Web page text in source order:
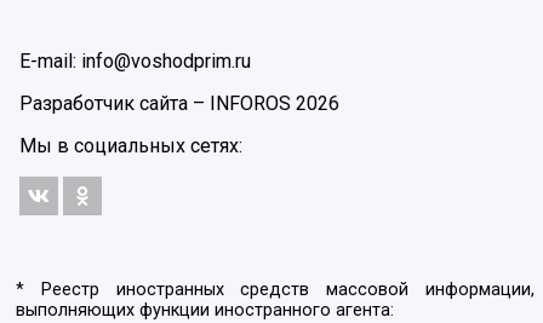
E-mail: info@voshodprim.ru
Разработчик сайта – INFOROS 2026
Мы в социальных сетях:
* Реестр иностранных средств массовой информации,
выполняющих функции иностранного агента: